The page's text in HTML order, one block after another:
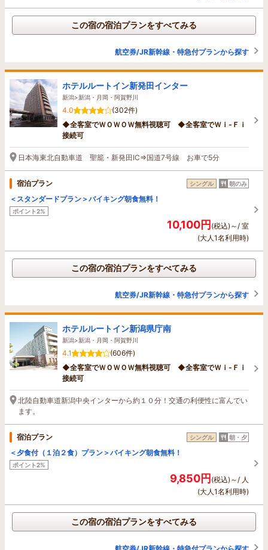
この宿の宿泊プランをすべてみる
航空券/JR新幹線・特急付プランから探す
ホテルルートイン新発田インター
新潟>新潟・月岡・阿賀野川
4.0
(302件)
◆全客室でＷＯＷＯＷ無料視聴可 ◆全客室でＷｉ-Ｆｉ
接続可
日本海東北自動車道 聖籠・新発田IC⇒国道7号線 お車で5分
宿泊プラン シングル 朝のみ
＜スタンダードプラン＞バイキング朝食無料！
ポイント2%
10,100円(税込)～/ 室
(大人1名利用時)
この宿の宿泊プランをすべてみる
航空券/JR新幹線・特急付プランから探す
ホテルルートイン新潟県庁南
新潟>新潟・月岡・阿賀野川
4.1
(606件)
◆全客室でＷＯＷＯＷ無料視聴可 ◆全客室でＷｉ-Ｆｉ
接続可
北陸自動車道新潟中央インターから約１０分！交通の利便性に富んでい
ます。
宿泊プラン シングル 朝・夕
＜夕食付（１泊２食）プラン＞バイキング朝食無料！
ポイント2%
9,850円(税込)～/ 人
(大人1名利用時)
この宿の宿泊プランをすべてみる